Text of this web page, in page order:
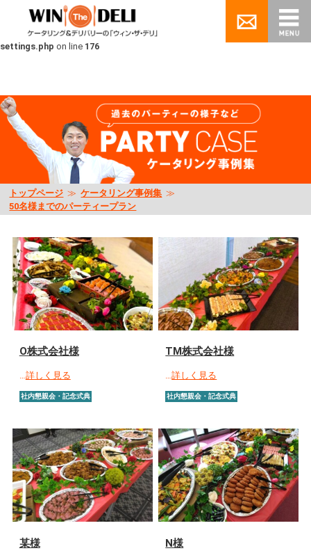
Warning: Undefined array key "people_category" in
/home/pluse06/nagoya-
catering.jp/public_html/wp/wp-content/themes/winthedeli/inc/custom-
settings.php on line 176
トップページ ≫ケータリング事例集 ≫
50名様までのパーティープラン
O株式会社様
詳しく見る
社内懇親会・記念式典
TM株式会社様
…詳しく見る
社内懇親会・記念式典
某様 N様